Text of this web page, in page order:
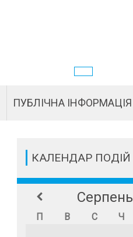
ПУБЛІЧНА ІНФОРМАЦІЯ
КАЛЕНДАР ПОДІЙ
Серпень
П В С Ч